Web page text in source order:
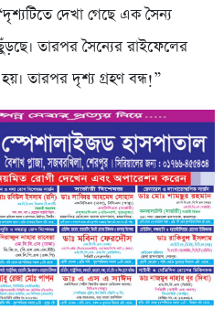
দেখা গেছে এক সৈন্য
তারপর সৈন্যের রাইফেলের
তারপর দৃশ্য গ্রহণ বন্ধ!”